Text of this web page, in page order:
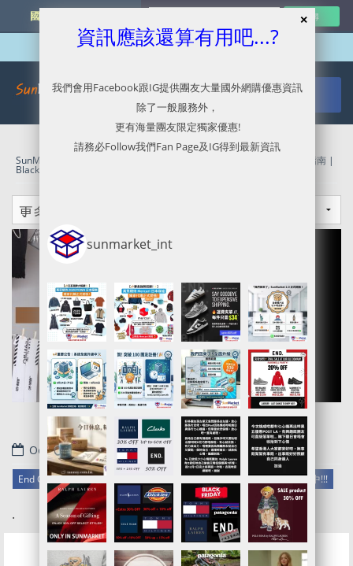
國外網購最新資訊
SunMarket 代購．代運．代寄 End Clothing官網代購/代運/集運服務指南 |
Black Friday 7折優惠開催中!!!
October 28, 2023
End Clothing官網代購/代運/集運服務指南 | Black Friday 7折優惠開催中!!!
.
資訊應該還算有用吧...?
我們會用Facebook跟IG提供團友大量國外網購優惠資訊
除了一般服務外，
更有海量團友限定獨家優惠!
請務必Follow我們Fan Page及IG得到最新資訊
sunmarket_int